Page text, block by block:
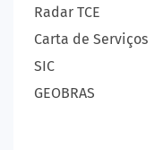
Radar TCE
Carta de Serviços
SIC
GEOBRAS